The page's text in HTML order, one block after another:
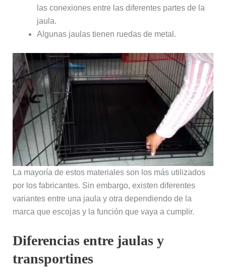
las conexiones entre las diferentes partes de la
jaula.
Algunas jaulas tienen ruedas de metal.
La mayoría de estos materiales son los más utilizados
por los fabricantes. Sin embargo, existen diferentes
variantes entre una jaula y otra dependiendo de la
marca que escojas y la función que vaya a cumplir.
Diferencias entre jaulas y
transportines